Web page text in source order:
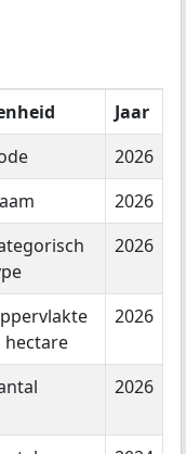
Jaar
2026
2026
2026
hectare
2026
2026